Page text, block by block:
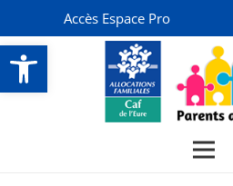
Ouvrir la barre d’outils
Accès Espace Pro